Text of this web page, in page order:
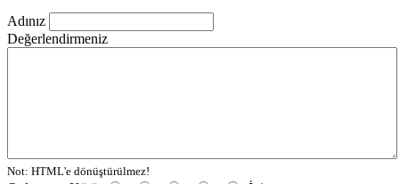
Adınız
Değerlendirmeniz
Not: HTML'e dönüştürülmez!